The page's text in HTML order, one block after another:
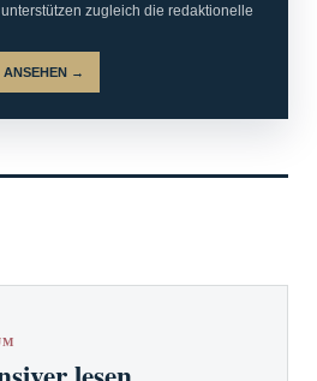
zugleich die redaktionelle
ANSEHEN →